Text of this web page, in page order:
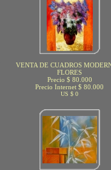
VENTA DE CUADROS
FLORES
Precio $ 80.000
Precio Internet $ 80.000
US $ 0